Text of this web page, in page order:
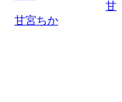
甘宮ちか
甘